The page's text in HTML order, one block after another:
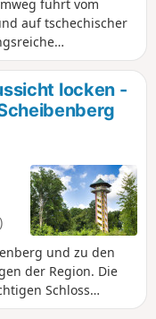
Ausblick auf
endet.
führt vom
auf tschechischer
Erzgebirge.
dichten
die der Region
Start ist am
Von dort
Stengelhaide –
Torfgewinnung.
Reitzenhain und
am aufgelösten
Wälder und
dem
Anschließend
wo sich eine
locken -
und zu den
der Region. Die
Schloss
in die sanfte